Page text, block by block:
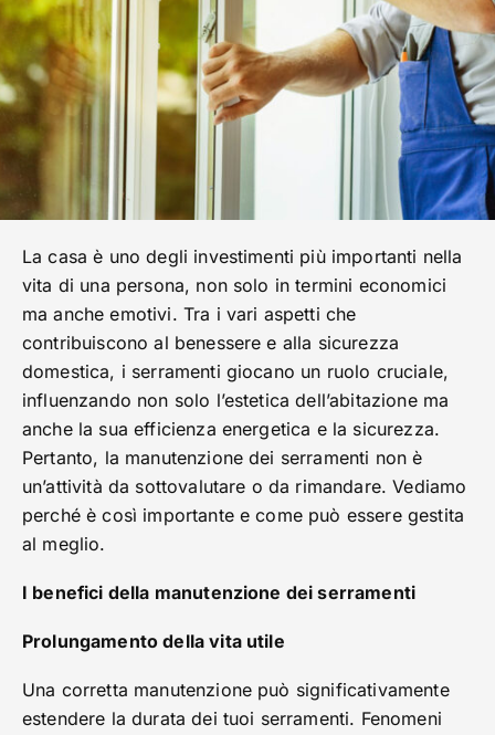
La casa è uno degli investimenti più importanti nella
vita di una persona, non solo in termini economici
ma anche emotivi. Tra i vari aspetti che
contribuiscono al benessere e alla sicurezza
domestica, i serramenti giocano un ruolo cruciale,
influenzando non solo l’estetica dell’abitazione ma
anche la sua efficienza energetica e la sicurezza.
Pertanto, la manutenzione dei serramenti non è
un’attività da sottovalutare o da rimandare. Vediamo
perché è così importante e come può essere gestita
al meglio.
I benefici della manutenzione dei serramenti
Prolungamento della vita utile
Una corretta manutenzione può significativamente
estendere la durata dei tuoi serramenti. Fenomeni